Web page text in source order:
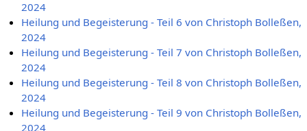
2024
Heilung und Begeisterung - Teil 6 von Christoph Bolleßen,
2024
Heilung und Begeisterung - Teil 7 von Christoph Bolleßen,
2024
Heilung und Begeisterung - Teil 8 von Christoph Bolleßen,
2024
Heilung und Begeisterung - Teil 9 von Christoph Bolleßen,
2024